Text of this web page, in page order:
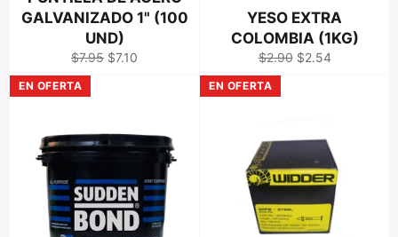
GALVANIZADO 1" (100
UND)
Precio
habitual
$7.95 Precio
$7.10
YESO EXTRA
COLOMBIA (1KG)
Precio
habitual
$2.90 Precio
$2.54
EN OFERTA EN OFERTA